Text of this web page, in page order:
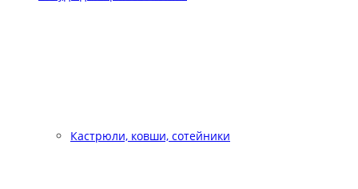
Кастрюли, ковши, сотейники